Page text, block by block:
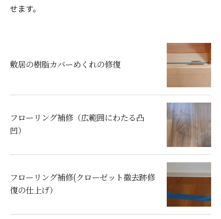
せます。
敷居の樹脂カバーめくれの修復
フローリング補修（広範囲にわたる凸
凹）
フローリング補修(クローゼット撤去跡修
復の仕上げ）